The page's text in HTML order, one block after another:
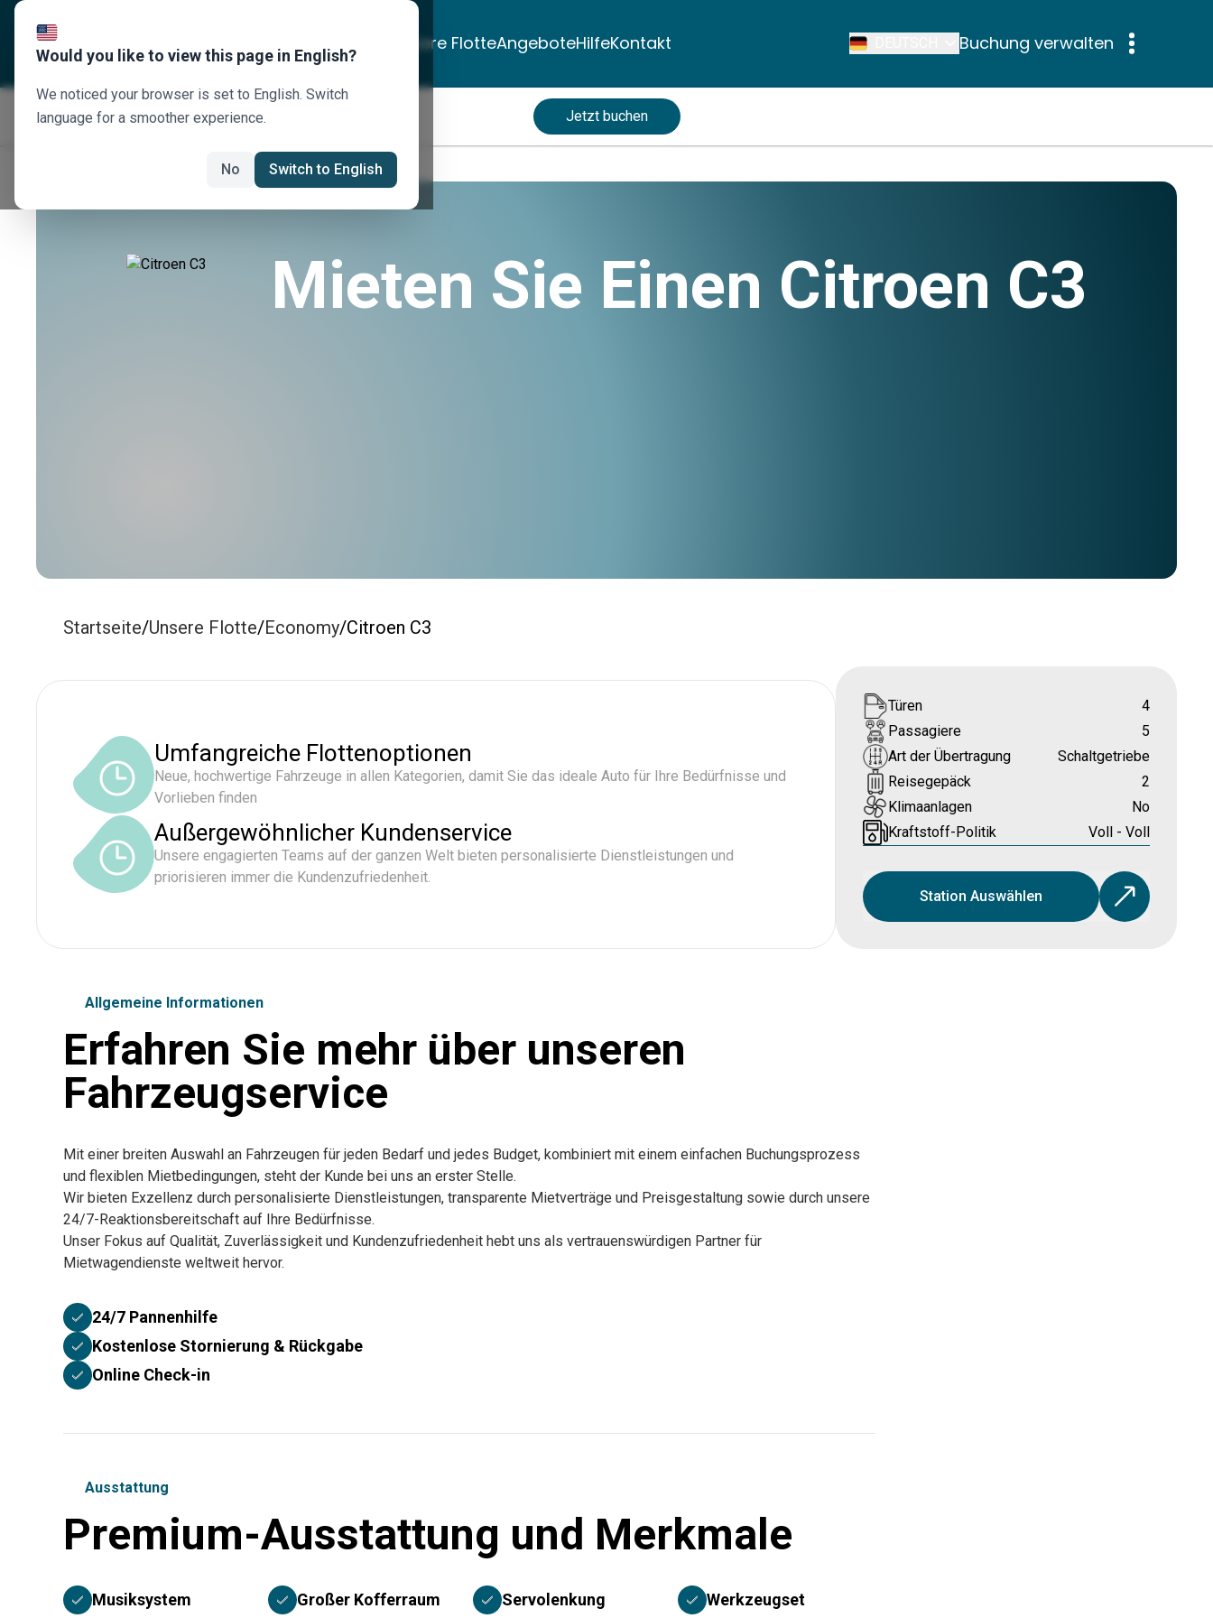
Über uns Reiseziele Unsere FlotteAngeboteHilfeKontakt Buchung verwalten
Jetzt buchen
Mieten Sie Einen Citroen C3
Startseite/Unsere Flotte/Economy/Citroen C3
Umfangreiche Flottenoptionen
Neue, hochwertige Fahrzeuge in allen Kategorien, damit Sie das ideale Auto für Ihre Bedürfnisse und
Vorlieben finden
Außergewöhnlicher Kundenservice
Unsere engagierten Teams auf der ganzen Welt bieten personalisierte Dienstleistungen und
priorisieren immer die Kundenzufriedenheit.
Türen
4
Passagiere
5
Art der Übertragung
Schaltgetriebe
Reisegepäck
2
Klimaanlagen
No
Kraftstoff-Politik
Voll - Voll
Station Auswählen
Allgemeine Informationen
Erfahren Sie mehr über unseren
Fahrzeugservice
Mit einer breiten Auswahl an Fahrzeugen für jeden Bedarf und jedes Budget, kombiniert mit einem einfachen Buchungsprozess
und flexiblen Mietbedingungen, steht der Kunde bei uns an erster Stelle.
Wir bieten Exzellenz durch personalisierte Dienstleistungen, transparente Mietverträge und Preisgestaltung sowie durch unsere
24/7-Reaktionsbereitschaft auf Ihre Bedürfnisse.
Unser Fokus auf Qualität, Zuverlässigkeit und Kundenzufriedenheit hebt uns als vertrauenswürdigen Partner für
Mietwagendienste weltweit hervor.
24/7 Pannenhilfe
Kostenlose Stornierung & Rückgabe
Online Check-in
Ausstattung
Premium-Ausstattung und Merkmale
Musiksystem Großer Kofferraum Servolenkung Werkzeugset
Would you like to view this page in English?
We noticed your browser is set to English. Switch
language for a smoother experience.
No Switch to English